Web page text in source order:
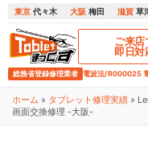
東京 代々木 大阪 梅田 滋賀 草
ご来店
即日対
総務省登録修理業者 電波法/R000025
ホーム » タブレット修理実績 »
画面交換修理 -大阪-